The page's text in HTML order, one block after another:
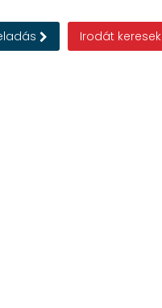
Irodát keresek